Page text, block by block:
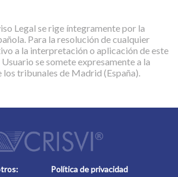
Legal se rige íntegramente por la
Para la resolución de cualquier
a la interpretación o aplicación de este
se somete expresamente a la
los tribunales de Madrid (España).
Política de privacidad